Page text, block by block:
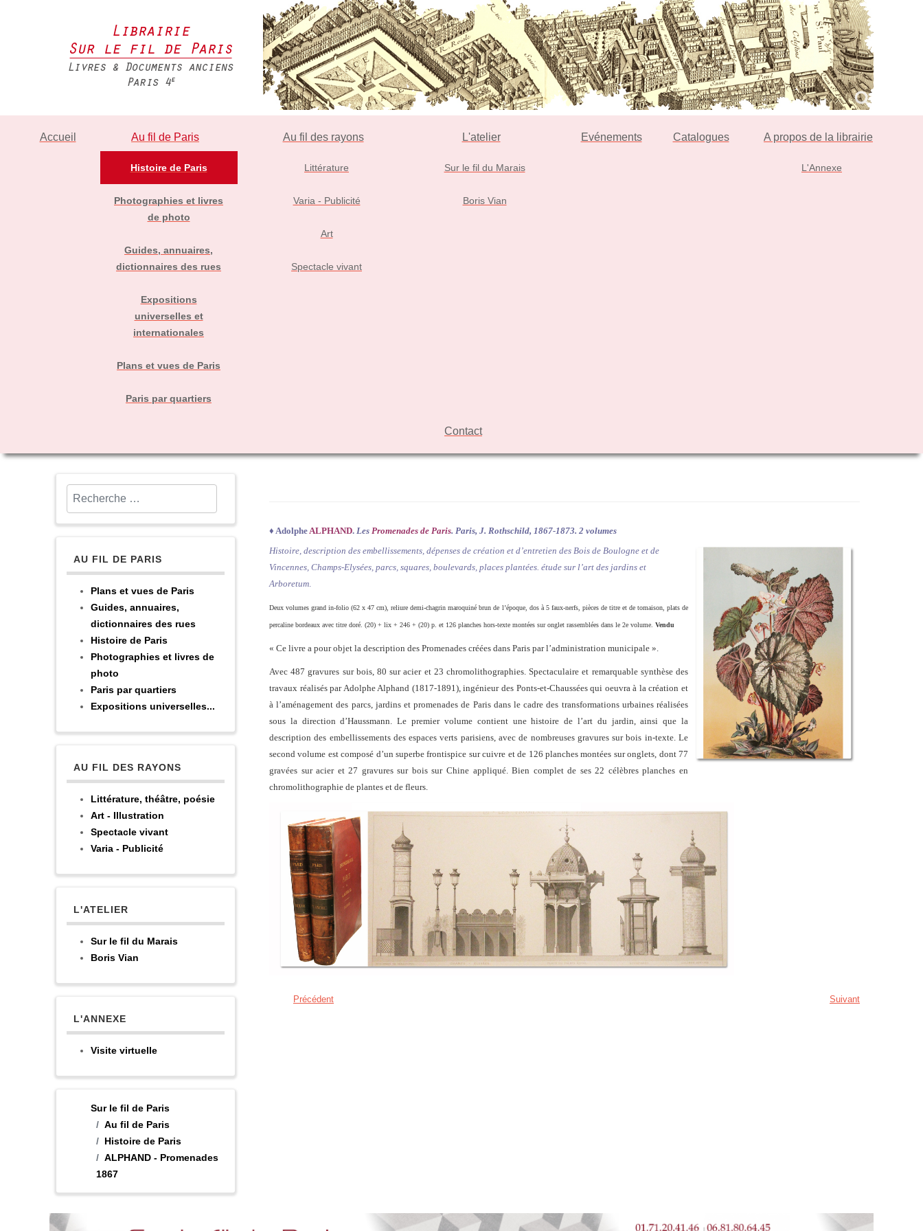
Accueil Au fil de Paris
Histoire de Paris
Photographies et livres
de photo
Guides, annuaires,
dictionnaires des rues
Expositions
universelles et
internationales
Plans et vues de Paris
Paris par quartiers
Au fil des rayons
Littérature
Varia - Publicité
Art
Spectacle vivant
L'atelier
Sur le fil du Marais
Boris Vian
Evénements Catalogues A propos de la librairie
L'Annexe
Contact
Rechercher
AU FIL DE PARIS
Plans et vues de Paris
Guides, annuaires,
dictionnaires des rues
Histoire de Paris
Photographies et livres de
photo
Paris par quartiers
Expositions universelles...
AU FIL DES RAYONS
Littérature, théâtre, poésie
Art - Illustration
Spectacle vivant
Varia - Publicité
L'ATELIER
Sur le fil du Marais
Boris Vian
L'ANNEXE
Visite virtuelle
Sur le fil de Paris
Au fil de Paris
Histoire de Paris
ALPHAND - Promenades
1867
♦ AdolpheALPHAND. Les Promenades de Paris. Paris, J. Rothschild, 1867-1873. 2 volumes
Histoire, description des embellissements, dépenses de création et d’entretien des Bois de Boulogne et de
Vincennes, Champs-Elysées, parcs, squares, boulevards, places plantées. étude sur l’art des jardins et
Arboretum.
Deux volumes grand in-folio (62 x 47 cm), reliure demi-chagrin maroquiné brun de l’époque, dos à 5 faux-nerfs, pièces de titre et de tomaison, plats de
percaline bordeaux avec titre doré. (20) + lix + 246 + (20) p. et 126 planches hors-texte montées sur onglet rassemblées dans le 2e volume. Vendu
« Ce livre a pour objet la description des Promenades créées dans Paris par l’administration municipale ».
Avec 487 gravures sur bois, 80 sur acier et 23 chromolithographies. Spectaculaire et remarquable synthèse des
travaux réalisés par Adolphe Alphand (1817-1891), ingénieur des Ponts-et-Chaussées qui oeuvra à la création et
à l’aménagement des parcs, jardins et promenades de Paris dans le cadre des transformations urbaines réalisées
sous la direction d’Haussmann. Le premier volume contient une histoire de l’art du jardin, ainsi que la
description des embellissements des espaces verts parisiens, avec de nombreuses gravures sur bois in-texte. Le
second volume est composé d’un superbe frontispice sur cuivre et de 126 planches montées sur onglets, dont 77
gravées sur acier et 27 gravures sur bois sur Chine appliqué. Bien complet de ses 22 célèbres planches en
chromolithographie de plantes et de fleurs.
Précédent Suivant